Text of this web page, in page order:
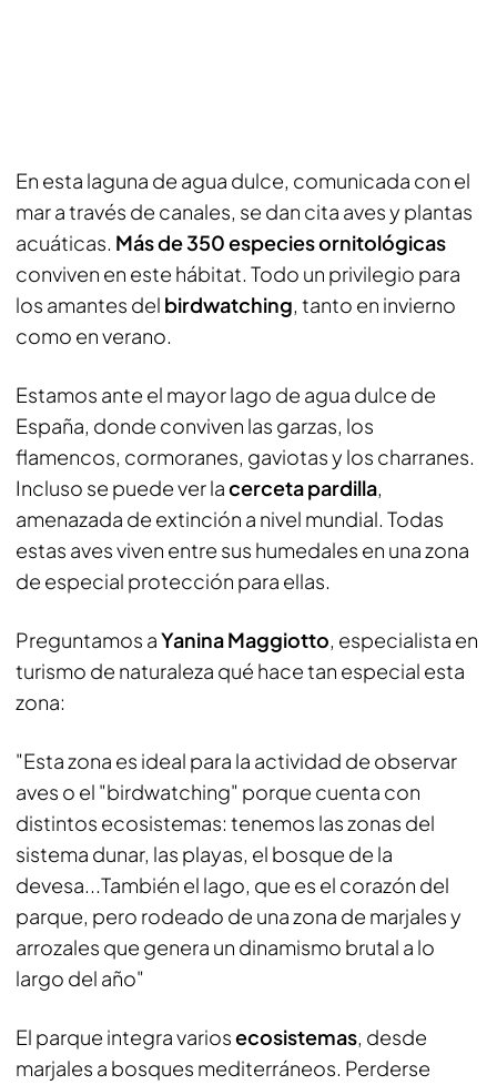
En esta laguna de agua dulce, comunicada con el
mar a través de canales, se dan cita aves y plantas
acuáticas. Más de 350 especies ornitológicas
conviven en este hábitat. Todo un privilegio para
los amantes del birdwatching, tanto en invierno
como en verano.
Estamos ante el mayor lago de agua dulce de
España, donde conviven las garzas, los
flamencos, cormoranes, gaviotas y los charranes.
Incluso se puede ver lacerceta pardilla,
amenazada de extinción a nivel mundial. Todas
estas aves viven entre sus humedales en una zona
de especial protección para ellas.
Preguntamos aYanina Maggiotto, especialista en
turismo de naturaleza qué hace tan especial esta
zona:
"Esta zona es ideal para la actividad de observar
aves o el "birdwatching" porque cuenta con
distintos ecosistemas: tenemos las zonas del
sistema dunar, las playas, el bosque de la
devesa...También el lago, que es el corazón del
parque, pero rodeado de una zona de marjales y
arrozales que genera un dinamismo brutal a lo
largo del año"
El parque integra variosecosistemas, desde
marjales a bosques mediterráneos. Perderse